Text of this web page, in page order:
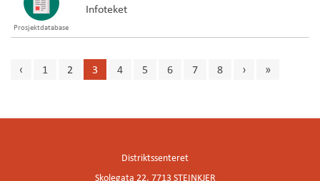
Prosjektdatabase
Infoteket
‹ 1 2 3 4 5 6 7 8 › »
Distriktssenteret
Skolegata 22, 7713 STEINKJER